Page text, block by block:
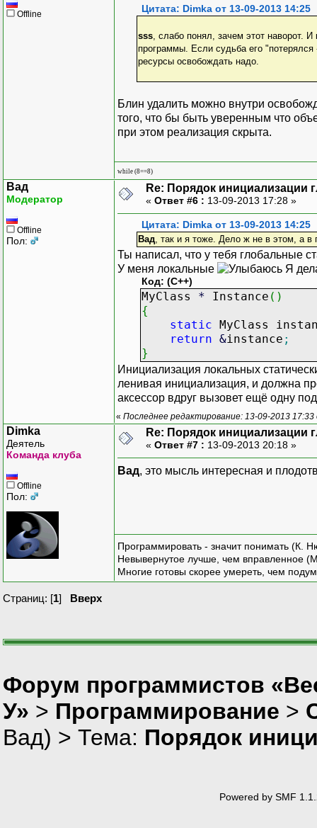
Offline Цитата: Dimka от 13-09-2013 14:25
sss, слабо понял, зачем этот наворот.
программы. Если судьба его
ресурсы освобождать надо.
Блин удалить можно внутри
того, что бы быть уверенным что
при этом реализация скрыта.
while (8==8)
Вад
Модератор
Offline
Пол:
Re: Порядок инициализации
« Ответ #6 : 13-09-2013 17:28 »
Цитата: Dimka от 13-09-2013 14:25
Вад, так и я тоже. Дело ж не в этом, а в
Ты написал, что у тебя глобальные
У меня локальные
Я
Код: (C++)
MyClass * Instance ( )
{
static MyClass
return &instance ;
}
Инициализация локальных
ленивая инициализация, и должна
аксессор вдруг вызовет ещё одну
« Последнее редактирование: 13-09-2013
Dimka
Деятель
Команда клуба
Offline
Пол:
Re: Порядок инициализации
« Ответ #7 : 13-09-2013 20:18 »
Вад, это мысль интересная и
Программировать - значит понимать (К.
Невывернутое лучше, чем вправленное
Многие готовы скорее умереть, чем
Страниц: [1] Вверх
Форум программистов
У» > Программирование >
Вад) > Тема: Порядок
Powered by SMF